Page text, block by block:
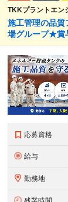
TKKプラントエン
施工管理の品
場グループ★賞
応募資格
給与
勤務地